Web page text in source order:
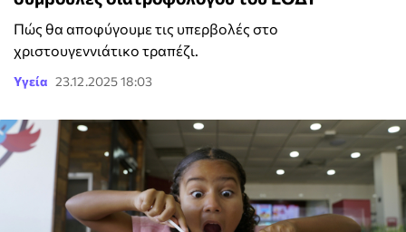
Πώς θα αποφύγουμε τις υπερβολές στο
χριστουγεννιάτικο τραπέζι.
Υγεία 23.12.2025 18:03